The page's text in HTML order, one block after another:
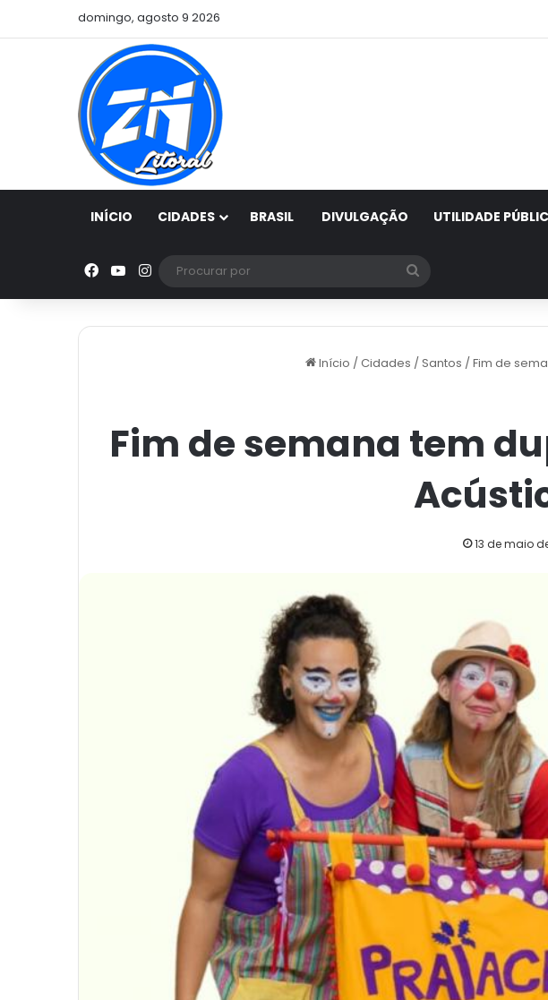
domingo, agosto 9 2026
INÍCIO CIDADES BRASIL DIVULGAÇÃO UTILIDADE
Facebook
YouTube
Instagram
por
Início /Cidades /Santos /Fim de
Fim de semana tem
13 de maio